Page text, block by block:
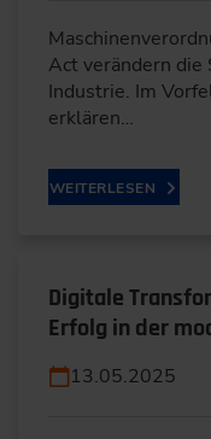
Act verändern die
Industrie. Im
erklären…
WEITERLESEN
Digitale
Erfolg in der
13.05.2025